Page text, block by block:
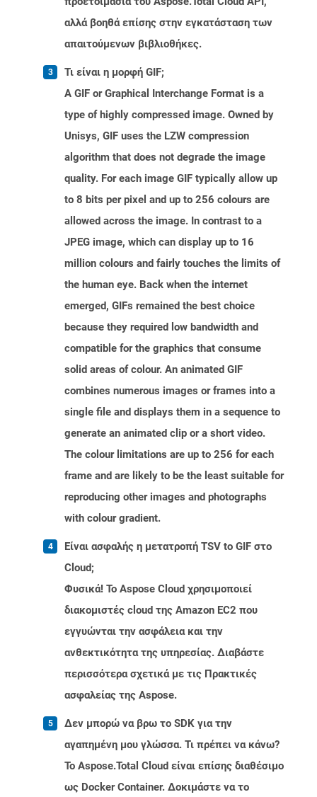
αλλά βοηθά επίσης στην εγκατάσταση των
απαιτούμενων βιβλιοθήκες.
Τι είναι η μορφή GIF;
A GIF or Graphical Interchange Format is a
type of highly compressed image. Owned by
Unisys, GIF uses the LZW compression
algorithm that does not degrade the image
quality. For each image GIF typically allow up
to 8 bits per pixel and up to 256 colours are
allowed across the image. In contrast to a
JPEG image, which can display up to 16
million colours and fairly touches the limits of
the human eye. Back when the internet
emerged, GIFs remained the best choice
because they required low bandwidth and
compatible for the graphics that consume
solid areas of colour. An animated GIF
combines numerous images or frames into a
single file and displays them in a sequence to
generate an animated clip or a short video.
The colour limitations are up to 256 for each
frame and are likely to be the least suitable for
reproducing other images and photographs
with colour gradient.
Είναι ασφαλής η μετατροπή TSV to GIF στο
Cloud;
Φυσικά! Το Aspose Cloud χρησιμοποιεί
διακομιστές cloud της Amazon EC2 που
εγγυώνται την ασφάλεια και την
ανθεκτικότητα της υπηρεσίας. Διαβάστε
περισσότερα σχετικά με τις Πρακτικές
ασφαλείας της Aspose.
Δεν μπορώ να βρω το SDK για την
αγαπημένη μου γλώσσα. Τι πρέπει να κάνω?
Το Aspose.Total Cloud είναι επίσης διαθέσιμο
ως Docker Container. Δοκιμάστε να το